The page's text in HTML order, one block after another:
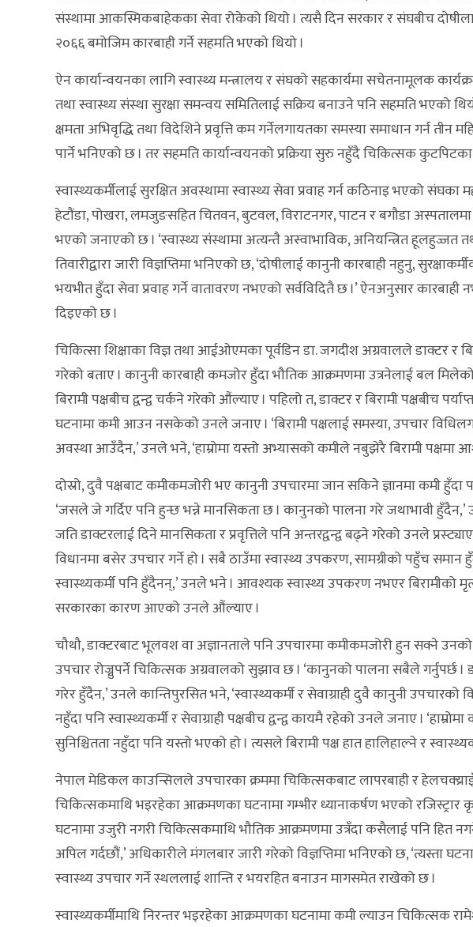
संस्थामा आकस्मिकबाहेकका सेवा रोकेको थियो । त्यसै दिन सरकार र संघबीच
२०६६ बमोजिम कारबाही गर्ने सहमति भएको थियो ।
ऐन कार्यान्वयनका लागि स्वास्थ्य मन्त्रालय र संघको सहकार्यमा सचेतनामूलक
तथा स्वास्थ्य संस्था सुरक्षा समन्वय समितिलाई सक्रिय बनाउने पनि सहमति भएको
क्षमता अभिवृद्धि तथा विदेशिने प्रवृत्ति कम गर्नेलगायतका समस्या समाधान गर्न तीन
पार्ने भनिएको छ । तर सहमति कार्यान्वयनको प्रक्रिया सुरु नहुँदै चिकित्सक कुटपिटका
स्वास्थ्यकर्मीलाई सुरक्षित अवस्थामा स्वास्थ्य सेवा प्रवाह गर्न कठिनाइ भएको
हेटौंडा, पोखरा, लमजुङसहित चितवन, बुटवल, विराटनगर, पाटन र बगौडा
भएको जनाएको छ । ‘स्वास्थ्य संस्थामा अत्यन्तै अस्वाभाविक, अनियन्त्रित हूलहुज्जत
तिवारीद्वारा जारी विज्ञप्तिमा भनिएको छ, ‘दोषीलाई कानुनी कारबाही नहुनु,
भयभीत हुँदा सेवा प्रवाह गर्ने वातावरण नभएको सर्वविदितै छ ।’ ऐनअनुसार कारबाही
दिइएको छ ।
चिकित्सा शिक्षाका विज्ञ तथा आईओएमका पूर्वडिन डा. जगदीश अग्रवालले डाक्टर र
गरेको बताए । कानुनी कारबाही कमजोर हुँदा भौतिक आक्रमणमा उत्रनेलाई बल
बिरामी पक्षबीच द्वन्द्व चर्कने गरेको औंल्याए । पहिलो त, डाक्टर र बिरामी
घटनामा कमी आउन नसकेको उनले जनाए । ‘बिरामी पक्षलाई समस्या, उपचार
अवस्था आउँदैन,’ उनले भने, ‘हाम्रोमा यस्तो अभ्यासको कमीले नबुझेरै बिरामी
दोस्रो, दुवै पक्षबाट कमीकमजोरी भए कानुनी उपचारमा जान सकिने ज्ञानमा कमी
‘जसले जे गर्दिए पनि हुन्छ भन्ने मानसिकता छ । कानुनको पालना गरे जथाभावी हुँदैन,’
जति डाक्टरलाई दिने मानसिकता र प्रवृत्तिले पनि अन्तरद्वन्द्व बढ्ने गरेको उनले
विधानमा बसेर उपचार गर्ने हो । सबै ठाउँमा स्वास्थ्य उपकरण, सामग्रीको पहुँच समान
स्वास्थ्यकर्मी पनि हुँदैनन्,’ उनले भने । आवश्यक स्वास्थ्य उपकरण नभएर बिरामीको
सरकारका कारण आएको उनले औंल्याए ।
चौथौ, डाक्टरबाट भूलवश वा अज्ञानताले पनि उपचारमा कमीकमजोरी हुन सक्ने
उपचार रोज्नुपर्ने चिकित्सक अग्रवालको सुझाव छ । ‘कानुनको पालना सबैले गर्नुपर्छ
गरेर हुँदैन,’ उनले कान्तिपुरसित भने, ‘स्वास्थ्यकर्मी र सेवाग्राही दुवै कानुनी उपचारको
नहुँदा पनि स्वास्थ्यकर्मी र सेवाग्राही पक्षबीच द्वन्द्व कायमै रहेको उनले जनाए ।
सुनिश्चितता नहुँदा पनि यस्तो भएको हो । त्यसले बिरामी पक्ष हात हालिहाल्ने र
नेपाल मेडिकल काउन्सिलले उपचारका क्रममा चिकित्सकबाट लापरबाही र
चिकित्सकमाथि भइरहेका आक्रमणका घटनामा गम्भीर ध्यानाकर्षण भएको रजिस्ट्रार
घटनामा उजुरी नगरी चिकित्सकमाथि भौतिक आक्रमणमा उत्रँदा कसैलाई पनि हित
अपिल गर्दछौं,’ अधिकारीले मंगलबार जारी गरेको विज्ञप्तिमा भनिएको छ, ‘त्यस्ता
स्वास्थ्य उपचार गर्ने स्थललाई शान्ति र भयरहित बनाउन मागसमेत राखेको छ ।
स्वास्थ्यकर्मीमाथि निरन्तर भइरहेका आक्रमणका घटनामा कमी ल्याउन चिकित्सक